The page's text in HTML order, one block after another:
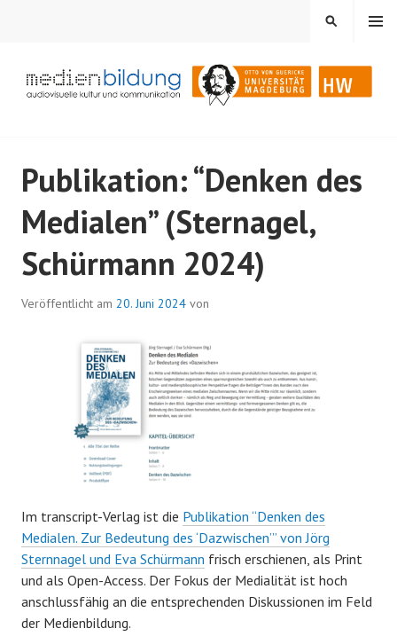
Audiovisuelle Kultur und Kommunikation
MENÜ
SUCHEN
Publikation: “Denken des
Medialen” (Sternagel,
Schürmann 2024)
Veröffentlicht am 20. Juni 2024 von
Im transcript-Verlag ist die Publikation “Denken des
Medialen. Zur Bedeutung des ‘Dazwischen’” von Jörg
Sternnagel und Eva Schürmann frisch erschienen, als Print
und als Open-Access. Der Fokus der Medialität ist hoch
anschlussfähig an die entsprechenden Diskussionen im Feld
der Medienbildung.